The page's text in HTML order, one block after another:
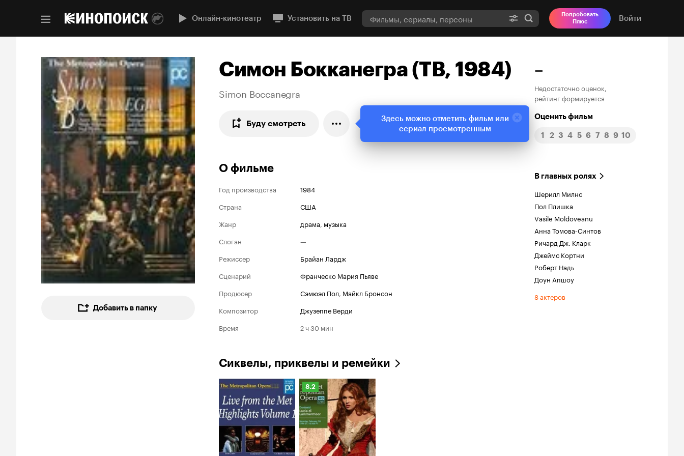
Онлайн-кинотеатр Установить на ТВ
Попробовать
Плюс
Войти
Добавить в папку
Симон Бокканегра (ТВ, 1984)
Simon Boccanegra
Буду смотреть
–
Недостаточно оценок,
рейтинг формируется
Оценить фильм
1 2 3 4 5 6 7 8 9 10
О фильме
Год производства
1984
Страна
США
Жанр
драма, музыка
Слоган
—
Режиссер
Брайан Лардж
Сценарий
Франческо Мария Пьяве
Продюсер
Сэмюэл Пол, Майкл Бронсон
Композитор
Джузеппе Верди
Время
2 ч 30 мин
В главных ролях
Шерилл Милнс
Пол Плишка
Vasile Moldoveanu
Анна Томова-Синтов
Ричард Дж. Кларк
Джеймс Кортни
Роберт Надь
Доун Апшоу
8 актеров
Сиквелы, приквелы и ремейки
Рейтинг
Кинопоиска
8.2
8.2
Здесь можно отметить фильм или
сериал просмотренным